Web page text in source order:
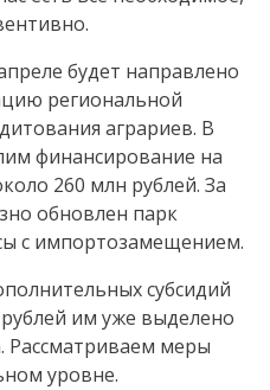
будет направлено
региональной
аграриев. В
финансирование на
260 млн рублей. За
обновлен парк
с импортозамещением.
субсидий
им уже выделено
Рассматриваем меры
уровне.